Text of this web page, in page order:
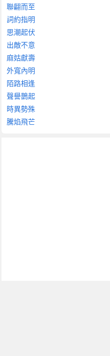
聯翩而至
詞約指明
思潮起伏
出敵不意
麻姑獻壽
外寬內明
陌路相逢
聲譽鵲起
時異勢殊
騰焰飛芒